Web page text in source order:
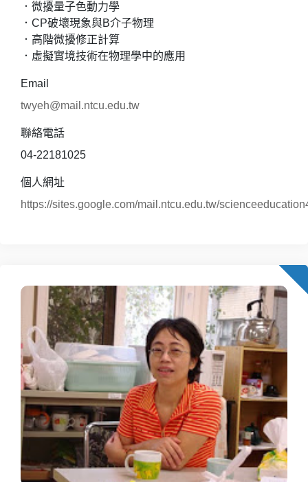
．微擾量子色動力學
．CP破壞現象與B介子物理
．高階微擾修正計算
．虛擬實境技術在物理學中的應用
Email
twyeh@mail.ntcu.edu.tw
聯絡電話
04-22181025
個人網址
https://sites.google.com/mail.ntcu.edu.tw/